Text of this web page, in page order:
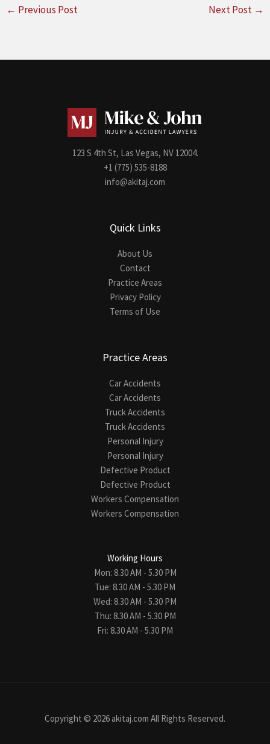
← Previous Post Next Post →
123 S 4th St, Las Vegas, NV 12004.
+1 (775) 535-8188
info@akitaj.com
Quick Links
About Us
Contact
Practice Areas
Privacy Policy
Terms of Use
Practice Areas
Car Accidents
Car Accidents
Truck Accidents
Truck Accidents
Personal Injury
Personal Injury
Defective Product
Defective Product
Workers Compensation
Workers Compensation
Working Hours
Mon: 8.30 AM - 5.30 PM
Tue: 8.30 AM - 5.30 PM
Wed: 8.30 AM - 5.30 PM
Thu: 8.30 AM - 5.30 PM
Fri: 8.30 AM - 5.30 PM
Copyright © 2026 akitaj.com All Rights Reserved.